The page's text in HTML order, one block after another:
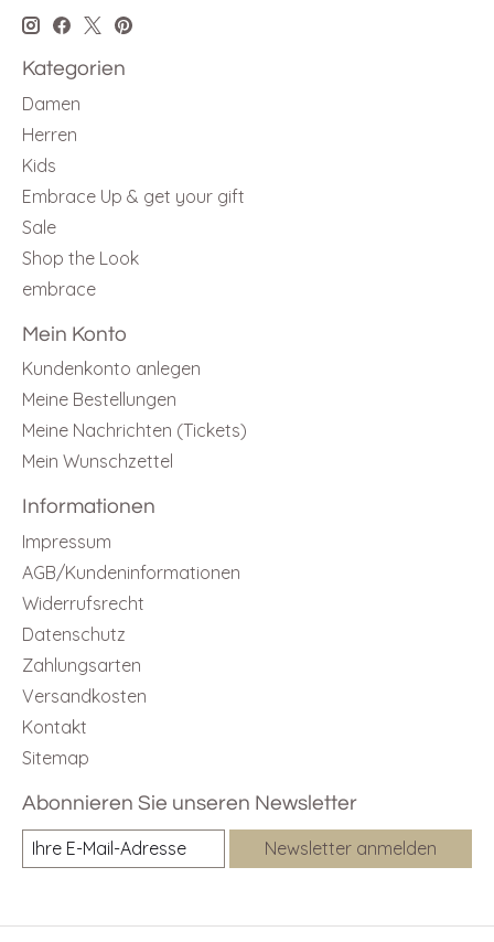
Kategorien
Damen
Herren
Kids
Embrace Up & get your gift
Sale
Shop the Look
embrace
Mein Konto
Kundenkonto anlegen
Meine Bestellungen
Meine Nachrichten (Tickets)
Mein Wunschzettel
Informationen
Impressum
AGB/Kundeninformationen
Widerrufsrecht
Datenschutz
Zahlungsarten
Versandkosten
Kontakt
Sitemap
Abonnieren Sie unseren Newsletter
Newsletter anmelden